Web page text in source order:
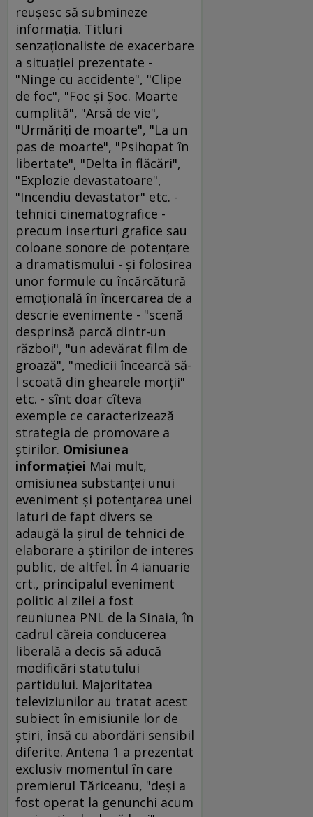
reuşesc să submineze
informaţia. Titluri
senzaţionaliste de exacerbare
a situaţiei prezentate -
"Ninge cu accidente", "Clipe
de foc", "Foc şi Şoc. Moarte
cumplită", "Arsă de vie",
"Urmăriţi de moarte", "La un
pas de moarte", "Psihopat în
libertate", "Delta în flăcări",
"Explozie devastatoare",
"Incendiu devastator" etc. -
tehnici cinematografice -
precum inserturi grafice sau
coloane sonore de potenţare
a dramatismului - şi folosirea
unor formule cu încărcătură
emoţională în încercarea de a
descrie evenimente - "scenă
desprinsă parcă dintr-un
război", "un adevărat film de
groază", "medicii încearcă să-
l scoată din ghearele morţii"
etc. - sînt doar cîteva
exemple ce caracterizează
strategia de promovare a
ştirilor. Omisiunea
informaţiei Mai mult,
omisiunea substanţei unui
eveniment şi potenţarea unei
laturi de fapt divers se
adaugă la şirul de tehnici de
elaborare a ştirilor de interes
public, de altfel. În 4 ianuarie
crt., principalul eveniment
politic al zilei a fost
reuniunea PNL de la Sinaia, în
cadrul căreia conducerea
liberală a decis să aducă
modificări statutului
partidului. Majoritatea
televiziunilor au tratat acest
subiect în emisiunile lor de
ştiri, însă cu abordări sensibil
diferite. Antena 1 a prezentat
exclusiv momentul în care
premierul Tăriceanu, "deşi a
fost operat la genunchi acum